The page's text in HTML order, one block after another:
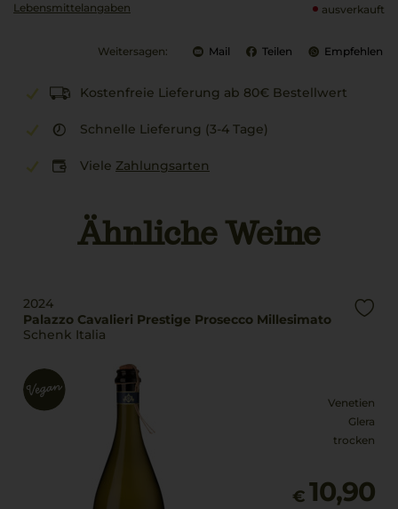
Lebensmittel­angaben ausverkauft
Weitersagen: Mail Teilen Empfehlen
Kostenfreie Lieferung ab 80€ Bestellwert
Schnelle Lieferung (3-4 Tage)
Viele Zahlungsarten
Ähnliche Weine
2024
Palazzo Cavalieri Prestige Prosecco Millesimato
Schenk Italia
Venetien
Glera
trocken
€ 10,90